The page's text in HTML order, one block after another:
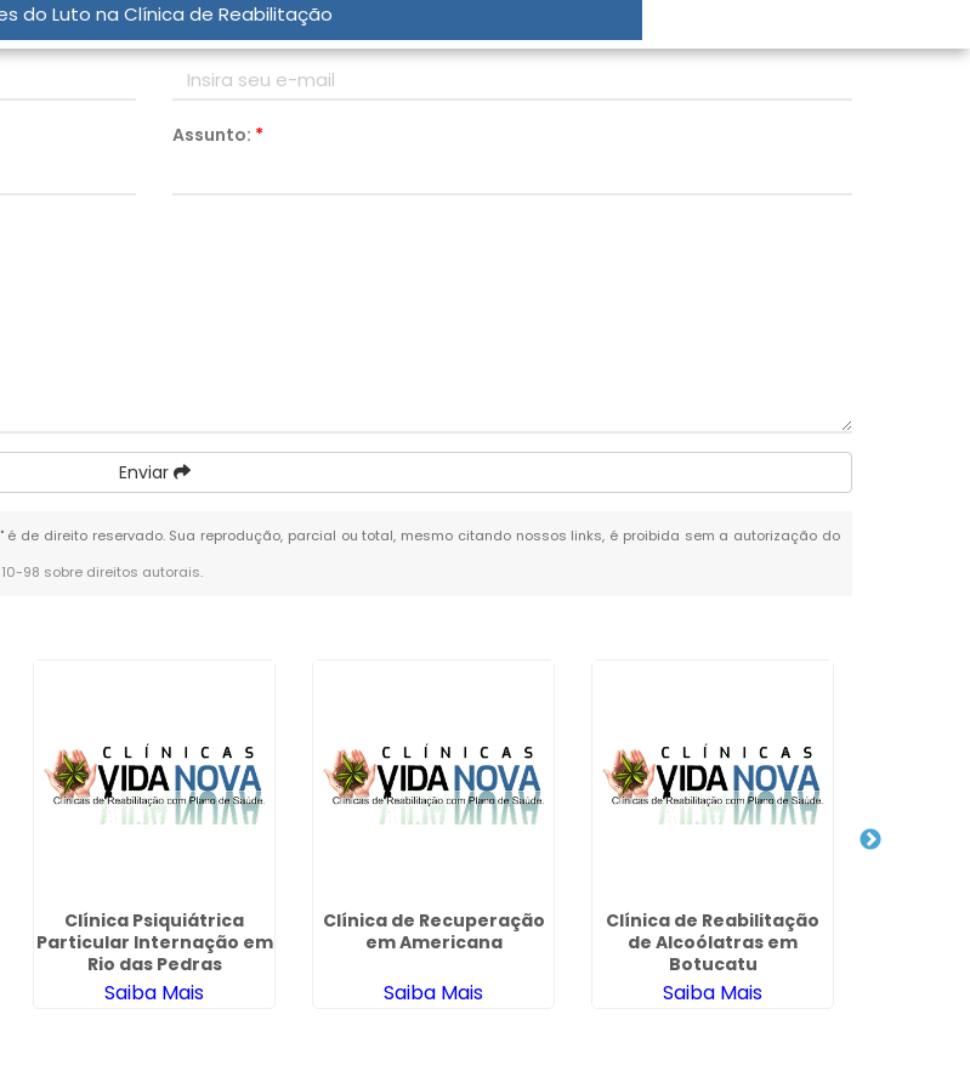
do Luto na Clínica de Reabilitação
Email:*
Assunto: *
Enviar
" é de direito reservado. Sua reprodução, parcial ou total, mesmo citando nossos links, é proibida sem a autorização do
98 sobre direitos autorais.
Clínica Psiquiátrica
Particular Internação em
Rio das Pedras
Saiba Mais
Clínica de Recuperação
em Americana
Saiba Mais
Clínica de Reabilitação
de Alcoólatras em
Botucatu
Saiba Mais